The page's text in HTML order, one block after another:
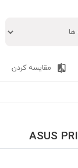
مقایسه کردن